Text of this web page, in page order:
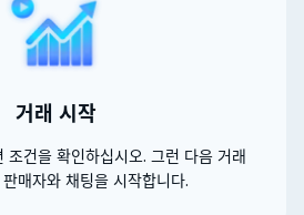
거래 시작
조건을 확인하십시오. 그런 다음 거래
매자와 채팅을 시작합니다.